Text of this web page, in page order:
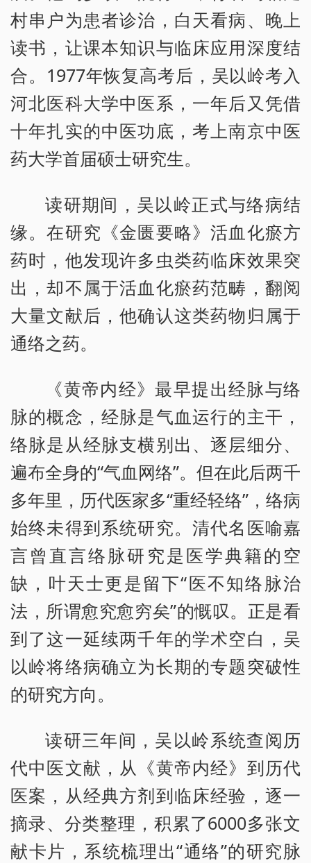
村串户为患者诊治，白天看病、晚上
读书，让课本知识与临床应用深度结
合。1977年恢复高考后，吴以岭考入
河北医科大学中医系，一年后又凭借
十年扎实的中医功底，考上南京中医
药大学首届硕士研究生。
读研期间，吴以岭正式与络病结
缘。在研究《金匮要略》活血化瘀方
药时，他发现许多虫类药临床效果突
出，却不属于活血化瘀药范畴，翻阅
大量文献后，他确认这类药物归属于
通络之药。
《黄帝内经》最早提出经脉与络
脉的概念，经脉是气血运行的主干，
络脉是从经脉支横别出、逐层细分、
遍布全身的“气血网络”。但在此后两千
多年里，历代医家多“重经轻络”，络病
始终未得到系统研究。清代名医喻嘉
言曾直言络脉研究是医学典籍的空
缺，叶天士更是留下“医不知络脉治
法，所谓愈究愈穷矣”的慨叹。正是看
到了这一延续两千年的学术空白，吴
以岭将络病确立为长期的专题突破性
的研究方向。
读研三年间，吴以岭系统查阅历
代中医文献，从《黄帝内经》到历代
医案，从经典方剂到临床经验，逐一
摘录、分类整理，积累了6000多张文
献卡片，系统梳理出“通络”的研究脉